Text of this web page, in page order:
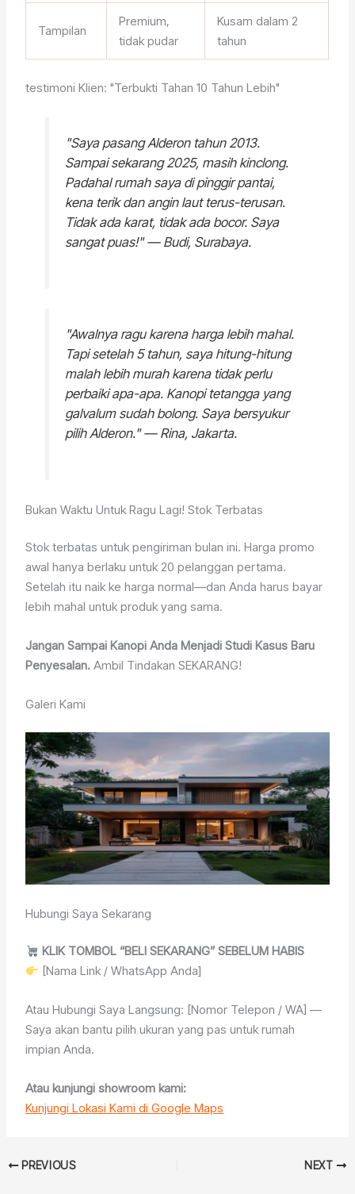
Tampilan
Premium,
tidak pudar
Kusam dalam 2
tahun
testimoni Klien: "Terbukti Tahan 10 Tahun Lebih"
"Saya pasang Alderon tahun 2013.
Sampai sekarang 2025, masih kinclong.
Padahal rumah saya di pinggir pantai,
kena terik dan angin laut terus-terusan.
Tidak ada karat, tidak ada bocor. Saya
sangat puas!"— Budi, Surabaya.
"Awalnya ragu karena harga lebih mahal.
Tapi setelah 5 tahun, saya hitung-hitung
malah lebih murah karena tidak perlu
perbaiki apa-apa. Kanopi tetangga yang
galvalum sudah bolong. Saya bersyukur
pilih Alderon."— Rina, Jakarta.
Bukan Waktu Untuk Ragu Lagi! Stok Terbatas
Stok terbatas untuk pengiriman bulan ini. Harga promo
awal hanya berlaku untuk 20 pelanggan pertama.
Setelah itu naik ke harga normal—dan Anda harus bayar
lebih mahal untuk produk yang sama.
Jangan Sampai Kanopi Anda Menjadi Studi Kasus Baru
Penyesalan. Ambil Tindakan SEKARANG!
Galeri Kami
Hubungi Saya Sekarang
KLIK TOMBOL “BELI SEKARANG” SEBELUM HABIS
[Nama Link / WhatsApp Anda]
Atau Hubungi Saya Langsung: [Nomor Telepon / WA] —
Saya akan bantu pilih ukuran yang pas untuk rumah
impian Anda.
Atau kunjungi showroom kami:
Kunjungi Lokasi Kami di Google Maps
PREVIOUS NEXT